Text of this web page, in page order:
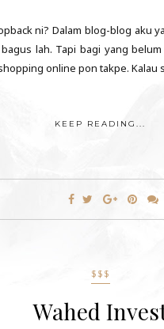
ni? Dalam blog-blog aku
lah. Tapi bagi yang
online pon takpe. Kalau
KEEP READING...
$$$
Wahed